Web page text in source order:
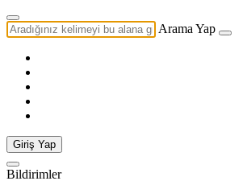
Arama Yap
Giriş Yap
Bildirimler